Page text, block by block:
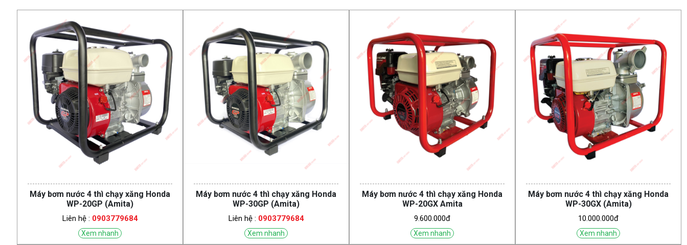
Máy bơm nước 4 thì chạy xăng Honda
WP-20GP (Amita)
Liên hệ : 0903779684
Xem nhanh
Máy bơm nước 4 thì chạy xăng Honda
WP-30GP (Amita)
Liên hệ : 0903779684
Xem nhanh
Máy bơm nước 4 thì chạy xăng Honda
WP-20GX Amita
9.600.000đ
Xem nhanh
Máy bơm nước 4 thì chạy xăng Honda
WP-30GX (Amita)
10.000.000đ
Xem nhanh